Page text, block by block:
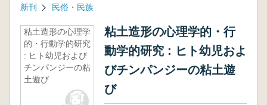
新刊 民俗・民族
粘土造形の心理学
的・行動学的研究
: ヒト幼児および
チンパンジーの粘
土遊び
粘土造形の心理学的・行
動学的研究 : ヒト幼児およ
びチンパンジーの粘土遊
び